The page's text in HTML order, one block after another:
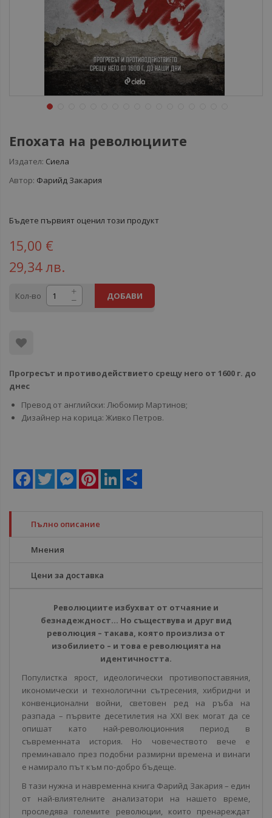
Епохата на революциите
Издател: Сиела
Автор: Фарийд Закария
Бъдете първият оценил този продукт
15,00 €
29,34 лв.
Кол-во ДОБАВИ
Прогресът и противодействието срещу него от 1600 г. до
днес
Превод от английски: Любомир Мартинов;
Дизайнер на корица: Живко Петров.
Facebook
Twitter MessengerPinterestLinkedIn
Пълно описание
Мнения
Цени за доставка
Революциите избухват от отчаяние и
безнадеждност... Но съществува и друг вид
революция – такава, която произлиза от
изобилието – и това е революцията на
идентичността.
Популистка ярост, идеологически противопоставяния,
икономически и технологични сътресения, хибридни и
конвенционални войни, световен ред на ръба на
разпада – първите десетилетия на XXI век могат да се
опишат като най-революционния период в
съвременната история. Но човечеството вече е
преминавало през подобни размирни времена и винаги
е намирало път към по-добро бъдеще.
В тази нужна и навременна книга Фарийд Закария – един
от най-влиятелните анализатори на нашето време,
проследява големите революции, които пренареждат